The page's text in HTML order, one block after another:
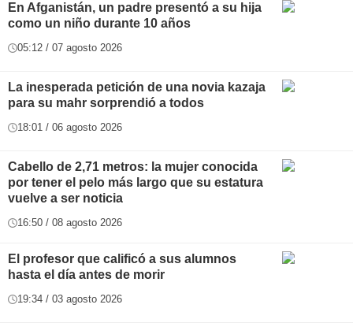
En Afganistán, un padre presentó a su hija
como un niño durante 10 años
05:12 / 07 agosto 2026
La inesperada petición de una novia kazaja
para su mahr sorprendió a todos
18:01 / 06 agosto 2026
Cabello de 2,71 metros: la mujer conocida
por tener el pelo más largo que su estatura
vuelve a ser noticia
16:50 / 08 agosto 2026
El profesor que calificó a sus alumnos
hasta el día antes de morir
19:34 / 03 agosto 2026